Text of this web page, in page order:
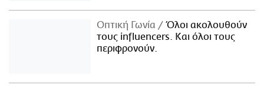
Οπτική Γωνία
Όλοι ακολουθούν
τους influencers. Και όλοι τους
περιφρονούν.